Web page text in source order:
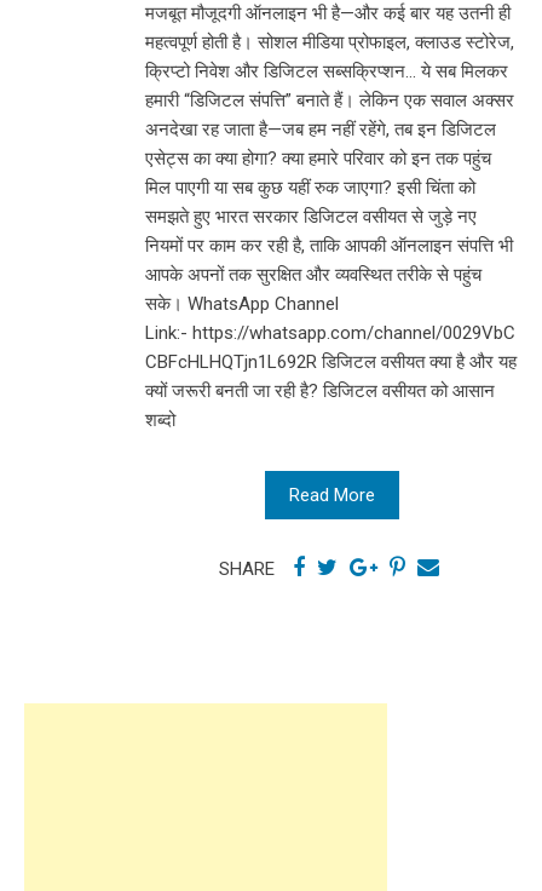
मजबूत मौजूदगी ऑनलाइन भी है—और कई बार यह उतनी ही
महत्वपूर्ण होती है। सोशल मीडिया प्रोफाइल, क्लाउड स्टोरेज,
क्रिप्टो निवेश और डिजिटल सब्सक्रिप्शन… ये सब मिलकर
हमारी “डिजिटल संपत्ति” बनाते हैं। लेकिन एक सवाल अक्सर
अनदेखा रह जाता है—जब हम नहीं रहेंगे, तब इन डिजिटल
एसेट्स का क्या होगा? क्या हमारे परिवार को इन तक पहुंच
मिल पाएगी या सब कुछ यहीं रुक जाएगा? इसी चिंता को
समझते हुए भारत सरकार डिजिटल वसीयत से जुड़े नए
नियमों पर काम कर रही है, ताकि आपकी ऑनलाइन संपत्ति भी
आपके अपनों तक सुरक्षित और व्यवस्थित तरीके से पहुंच
सके। WhatsApp Channel
Link:- https://whatsapp.com/channel/0029VbC
CBFcHLHQTjn1L692R डिजिटल वसीयत क्या है और यह
क्यों जरूरी बनती जा रही है? डिजिटल वसीयत को आसान
शब्दो
Read More
SHARE